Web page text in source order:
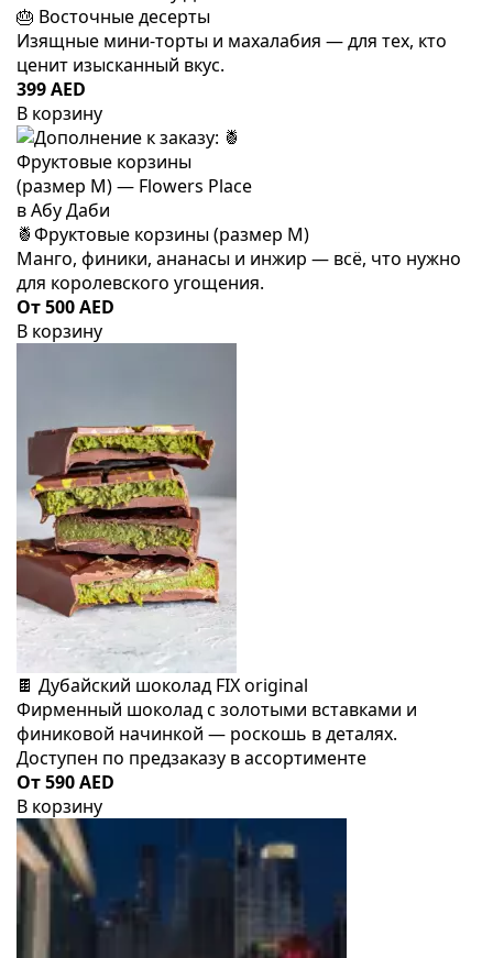
🎂 Восточные десерты
Изящные мини-торты и махалабия — для тех, кто
ценит изысканный вкус.
399 AED
В корзину
🍍Фруктовые корзины (размер M)
Манго, финики, ананасы и инжир — всё, что нужно
для королевского угощения.
От 500 AED
В корзину
🍫 Дубайский шоколад FIX original
Фирменный шоколад с золотыми вставками и
финиковой начинкой — роскошь в деталях.
Доступен по предзаказу в ассортименте
От 590 AED
В корзину